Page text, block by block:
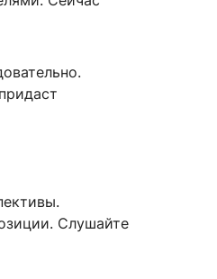
Слушайте